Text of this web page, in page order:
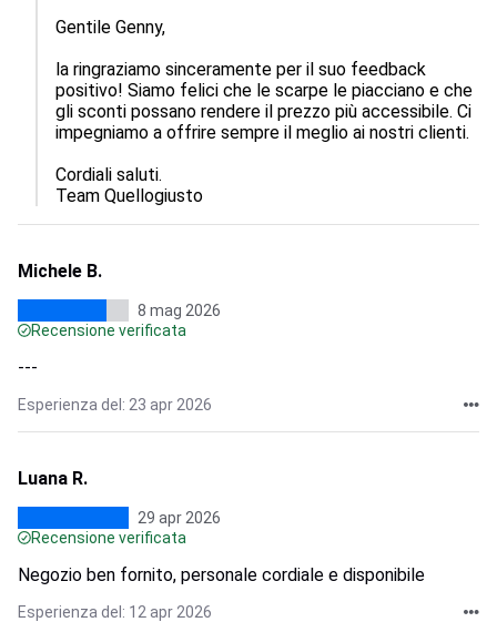
Gentile Genny,
la ringraziamo sinceramente per il suo feedback
positivo! Siamo felici che le scarpe le piacciano e che
gli sconti possano rendere il prezzo più accessibile. Ci
impegniamo a offrire sempre il meglio ai nostri clienti.
Cordiali saluti.
Team Quellogiusto
Michele B.
8 mag 2026
Recensione verificata
---
Esperienza del: 23 apr 2026
Luana R.
29 apr 2026
Recensione verificata
Negozio ben fornito, personale cordiale e disponibile
Esperienza del: 12 apr 2026